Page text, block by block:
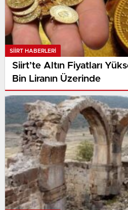
SIIRT HABERLERI
Siirt’te Altın Fiyatları
Bin Liranın Üzerinde